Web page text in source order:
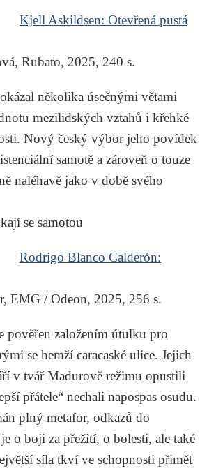
Kjell Askildsen: Otevřená pustá
Rubato, 2025, 240 s.
několika úsečnými větami
mezilidských vztahů i křehké
Nový český výbor jeho povídek
samotě a zároveň o touze
naléhavě jako v době svého
se samotou
Rodrigo Blanco Calderón:
EMG / Odeon, 2025, 256 s.
pověřen založením útulku pro
se hemží caracaské ulice. Jejich
v tvář Madurově režimu opustili
přátele“ nechali napospas osudu.
plný metafor, odkazů do
o boji za přežití, o bolesti, ale také
síla tkví ve schopnosti přimět